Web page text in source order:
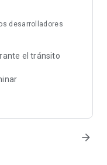
desarrolladores
el tránsito
arrow_forward